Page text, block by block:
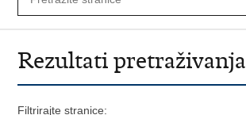
Rezultati pretraživanja
Filtrirajte stranice: